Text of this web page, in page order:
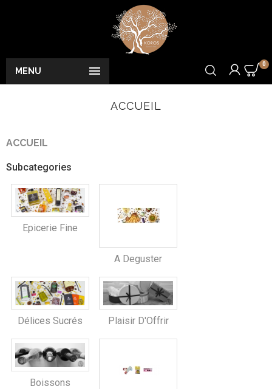

MENU
0
ACCUEIL
ACCUEIL
Subcategories
Epicerie Fine
A Deguster
Délices Sucrés Plaisir D'Offrir
Boissons